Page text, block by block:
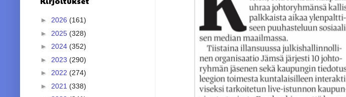
► 2026 (161)
► 2025 (328)
► 2024 (352)
► 2023 (290)
► 2022 (274)
► 2021 (338)